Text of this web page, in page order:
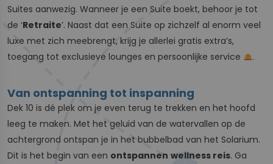
Suites aanwezig. Wanneer je een Suite boekt, behoor je tot
de ‘Retraite’. Naast dat een Suite op zichzelf al enorm veel
luxe met zich meebrengt, krijg je allerlei gratis extra’s,
toegang tot exclusieve lounges en persoonlijke service
.
Van ontspanning tot inspanning
Dek 10 is dé plek om je even terug te trekken en het hoofd
leeg te maken. Met het geluid van de watervallen op de
achtergrond ontspan je in het bubbelbad van het Solarium.
Dit is het begin van een ontspannen wellness reis. Ga